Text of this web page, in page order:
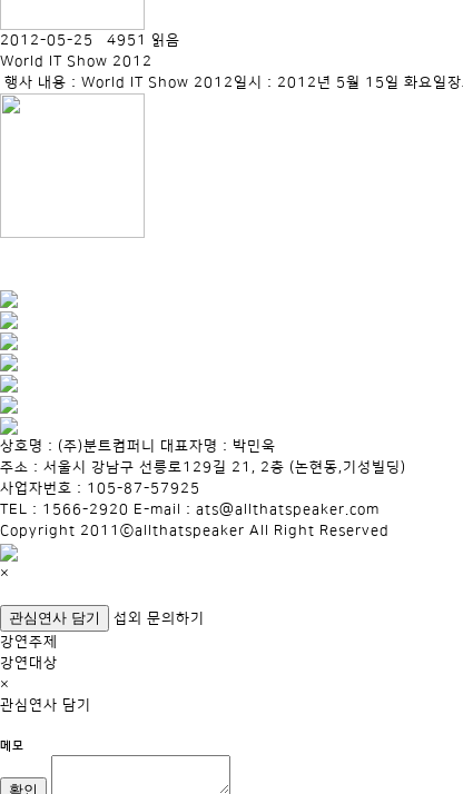
2012-05-25 4951 읽음
World IT Show 2012
행사 내용 : World IT Show 2012일시 : 2012년 5월 15일 화요일장
상호명 : (주)분트컴퍼니 대표자명 : 박민욱
주소 : 서울시 강남구 선릉로129길 21, 2층 (논현동,기성빌딩)
사업자번호 : 105-87-57925
TEL : 1566-2920 E-mail : ats@allthatspeaker.com
Copyright 2011ⓒallthatspeaker All Right Reserved
×
관심연사 담기
섭외 문의하기
강연주제
강연대상
×
관심연사 담기
메모
확인